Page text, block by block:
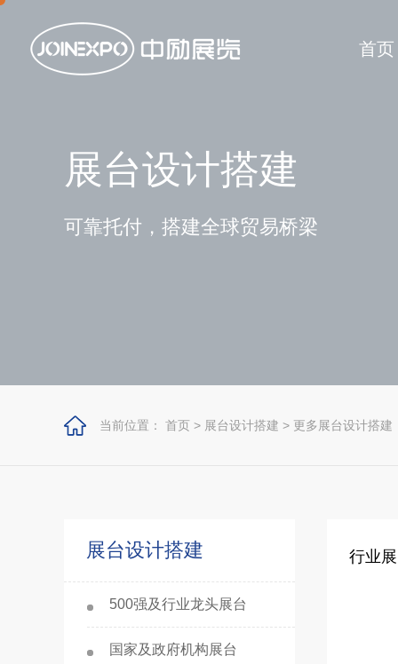
首页
展台设计搭建
可靠托付，搭建全球贸易桥梁
当前位置： 首页 > 展台设计搭建 > 更多展台设计搭建
展台设计搭建
500强及行业龙头展台
国家及政府机构展台
行业